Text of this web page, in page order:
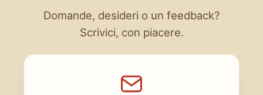
Domande, desideri o un feedback?
Scrivici, con piacere.